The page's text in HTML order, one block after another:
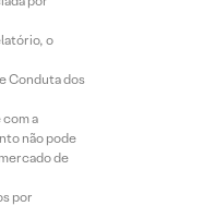
o
Conduta dos
a
não pode
de
por